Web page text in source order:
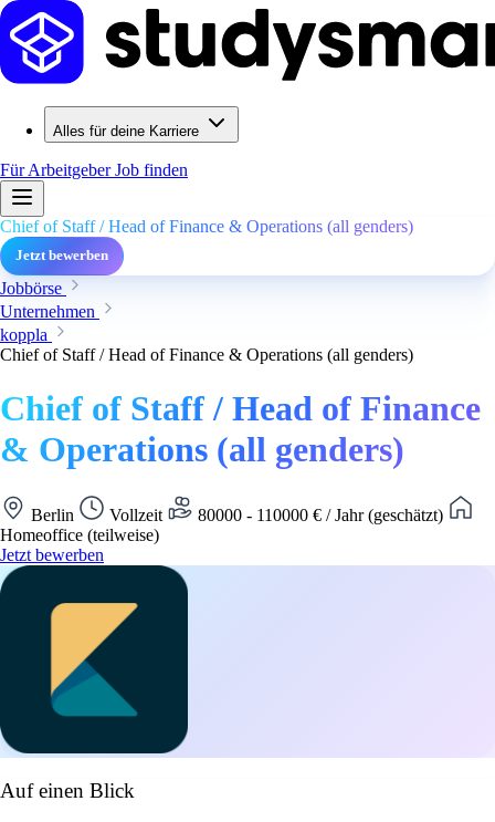
Alles für deine Karriere
Für ArbeitgeberJob finden
Chief of Staff / Head of Finance & Operations (all genders)
Jetzt bewerben
Jobbörse
Unternehmen
koppla
Chief of Staff / Head of Finance & Operations (all genders)
Chief of Staff / Head of Finance
& Operations (all genders)
Berlin Vollzeit
80000 - 110000 € / Jahr (geschätzt)
Homeoffice (teilweise)
Jetzt bewerben
Auf einen Blick